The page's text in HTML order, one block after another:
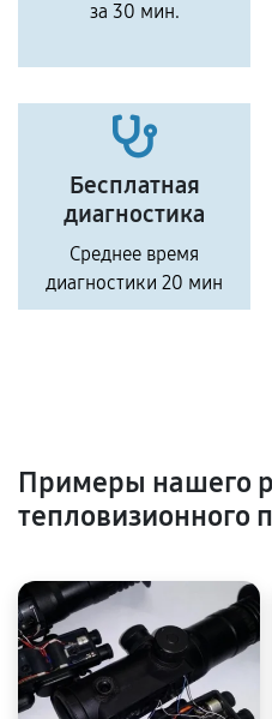
за 30 мин.
Бесплатная
диагностика
Среднее время
диагностики 20 мин
Примеры нашего
тепловизионного